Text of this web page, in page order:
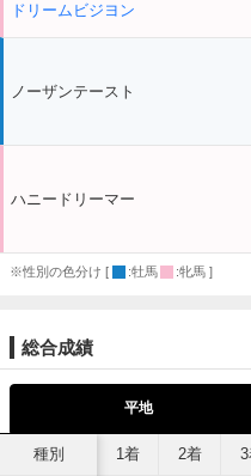
ドリームビジヨン
ノーザンテースト
ハニードリーマー
※性別の色分け [ :牡馬 :牝馬 ]
総合成績
平地
種別 1着 2着